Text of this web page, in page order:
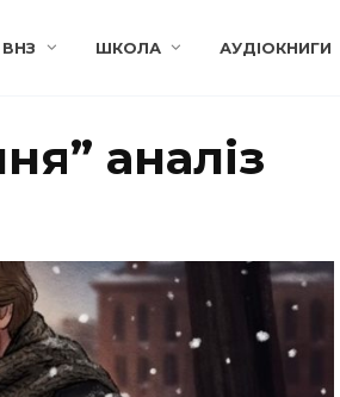
ВНЗ ШКОЛА АУДІОКНИГИ
аналіз